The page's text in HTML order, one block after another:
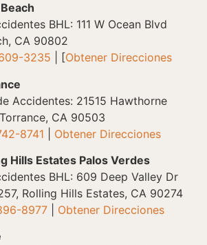
BHL: 111 W Ocean Blvd
CA 90802
3235 | [Obtener Direcciones
Accidentes: 21515 Hawthorne
CA 90503
8741
Obtener Direcciones
Hills Estates Palos Verdes
BHL: 609 Deep Valley Dr
Rolling Hills Estates, CA 90274
8977
Obtener Direcciones